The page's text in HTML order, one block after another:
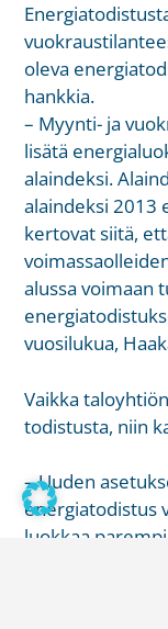
oleva
hankkia.
– Myynti- ja
lisätä
alaindeksi.
alaindeksi 2013
kertovat siitä,
alussa voimaan
vuosilukua,
Vaikka
todistusta, niin
– Uuden
energiatodistus
luokkaa